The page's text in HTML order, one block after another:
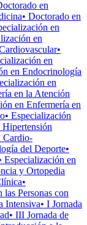
en
• Doctorado en
en
en
•
en
en Endocrinología
en
en la Atención
en Enfermería en
• Especialización
Hipertensión
Cardio-
del Deporte•
Especialización en
y Ortopedia
•
Personas con
Intensiva• I Jornada
• III Jornada de